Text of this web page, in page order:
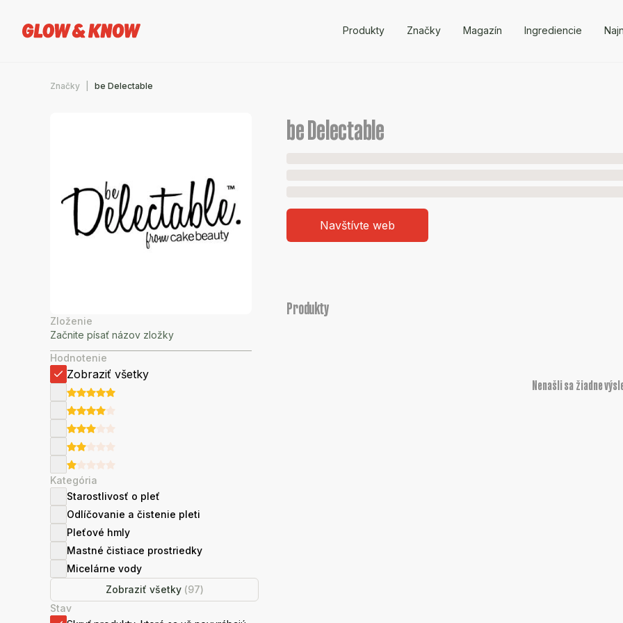
Produkty Značky Magazín Ingrediencie
Značky be Delectable
Zloženie
Hodnotenie
Zobraziť všetky
Kategória
Starostlivosť o pleť
Odlíčovanie a čistenie pleti
Pleťové hmly
Mastné čistiace prostriedky
Micelárne vody
Zobraziť všetky (97)
Stav
be Delectable
Navštívte web
Produkty
Nenašli sa žiadne